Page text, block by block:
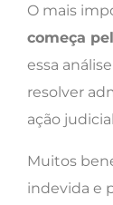
O mais
começa
essa
resolver
ação
Muitos
indevida e